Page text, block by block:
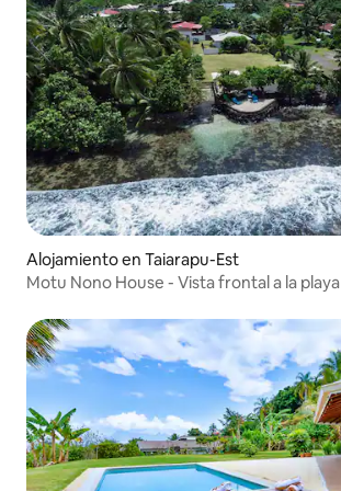
Alojamiento en Taiarapu-Est
Motu Nono House - Vista frontal a la playa